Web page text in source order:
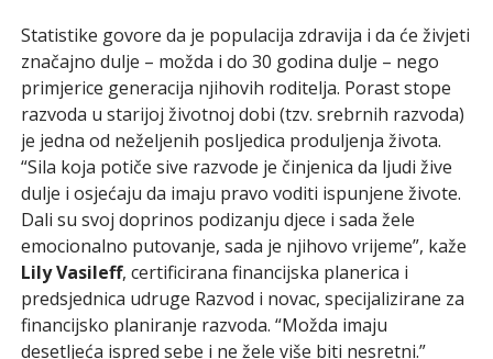
Statistike govore da je populacija zdravija i da će živjeti
značajno dulje – možda i do 30 godina dulje – nego
primjerice generacija njihovih roditelja. Porast stope
razvoda u starijoj životnoj dobi (tzv. srebrnih razvoda)
je jedna od neželjenih posljedica produljenja života.
“Sila koja potiče sive razvode je činjenica da ljudi žive
dulje i osjećaju da imaju pravo voditi ispunjene živote.
Dali su svoj doprinos podizanju djece i sada žele
emocionalno putovanje, sada je njihovo vrijeme”, kaže
Lily Vasileff, certificirana financijska planerica i
predsjednica udruge Razvod i novac, specijalizirane za
financijsko planiranje razvoda. “Možda imaju
desetljeća ispred sebe i ne žele više biti nesretni.”